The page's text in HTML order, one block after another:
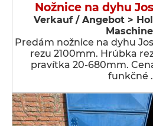
Nožnice na dyhu
Verkauf / Angebot >
Predám nožnice na dyhu
rezu 2100mm. Hrúbka
pravítka 20-680mm.
funkčné